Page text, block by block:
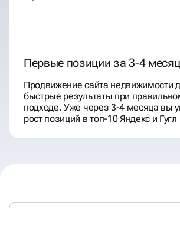
Первые позиции за 3-4
Продвижение сайта недвижимости
быстрые результаты при
подходе. Уже через 3-4 месяца вы
рост позиций в топ-10 Яндекс и Гугл